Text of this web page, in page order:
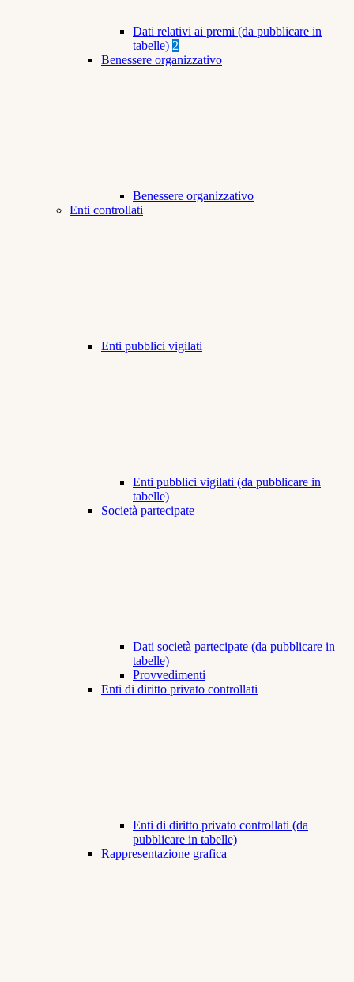
Dati relativi ai premi (da pubblicare in
tabelle) 2
Benessere organizzativo
Benessere organizzativo
Enti controllati
Enti pubblici vigilati
Enti pubblici vigilati (da pubblicare in
tabelle)
Società partecipate
Dati società partecipate (da pubblicare in
tabelle)
Provvedimenti
Enti di diritto privato controllati
Enti di diritto privato controllati (da
pubblicare in tabelle)
Rappresentazione grafica